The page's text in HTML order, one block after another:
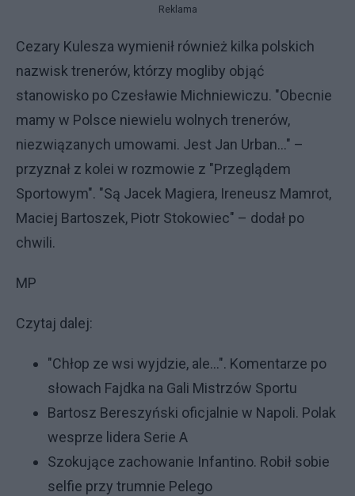
Reklama
Cezary Kulesza wymienił również kilka polskich
nazwisk trenerów, którzy mogliby objąć
stanowisko po Czesławie Michniewiczu. "Obecnie
mamy w Polsce niewielu wolnych trenerów,
niezwiązanych umowami. Jest Jan Urban..." –
przyznał z kolei w rozmowie z "Przeglądem
Sportowym". "Są Jacek Magiera, Ireneusz Mamrot,
Maciej Bartoszek, Piotr Stokowiec" – dodał po
chwili.
MP
Czytaj dalej:
"Chłop ze wsi wyjdzie, ale...". Komentarze po
słowach Fajdka na Gali Mistrzów Sportu
Bartosz Bereszyński oficjalnie w Napoli. Polak
wesprze lidera Serie A
Szokujące zachowanie Infantino. Robił sobie
selfie przy trumnie Pelego